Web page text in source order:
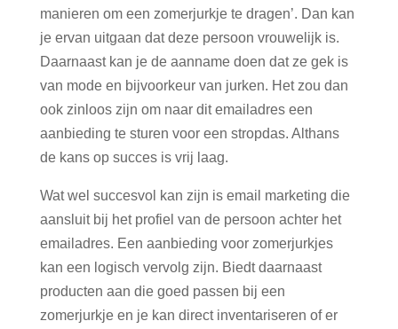
manieren om een zomerjurkje te dragen’. Dan kan
je ervan uitgaan dat deze persoon vrouwelijk is.
Daarnaast kan je de aanname doen dat ze gek is
van mode en bijvoorkeur van jurken. Het zou dan
ook zinloos zijn om naar dit emailadres een
aanbieding te sturen voor een stropdas. Althans
de kans op succes is vrij laag.
Wat wel succesvol kan zijn is email marketing die
aansluit bij het profiel van de persoon achter het
emailadres. Een aanbieding voor zomerjurkjes
kan een logisch vervolg zijn. Biedt daarnaast
producten aan die goed passen bij een
zomerjurkje en je kan direct inventariseren of er